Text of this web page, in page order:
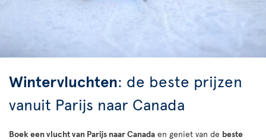
Wintervluchten: de beste prijzen
vanuit Parijs naar Canada
Boek een vlucht van Parijs naar Canada en geniet van de beste